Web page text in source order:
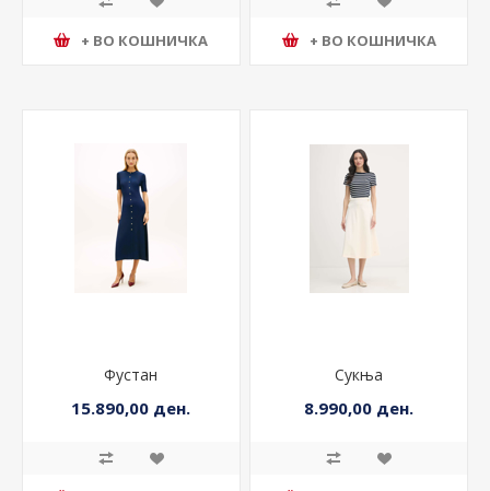
Фустан
15.890,00 ден.
Сукња
8.990,00 ден.